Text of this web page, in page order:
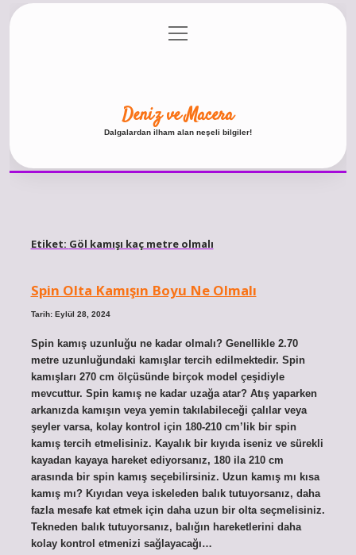
Gizlilik Politikası
menüyü
aç
Deniz ve Macera
Dalgalardan ilham alan neşeli bilgiler!
Etiket: Göl kamışı kaç metre olmalı
Spin Olta Kamışın Boyu Ne Olmalı
Tarih: Eylül 28, 2024
Spin kamış uzunluğu ne kadar olmalı? Genellikle 2.70
metre uzunluğundaki kamışlar tercih edilmektedir. Spin
kamışları 270 cm ölçüsünde birçok model çeşidiyle
mevcuttur. Spin kamış ne kadar uzağa atar? Atış yaparken
arkanızda kamışın veya yemin takılabileceği çalılar veya
şeyler varsa, kolay kontrol için 180-210 cm’lik bir spin
kamış tercih etmelisiniz. Kayalık bir kıyıda iseniz ve sürekli
kayadan kayaya hareket ediyorsanız, 180 ila 210 cm
arasında bir spin kamış seçebilirsiniz. Uzun kamış mı kısa
kamış mı? Kıyıdan veya iskeleden balık tutuyorsanız, daha
fazla mesafe kat etmek için daha uzun bir olta seçmelisiniz.
Tekneden balık tutuyorsanız, balığın hareketlerini daha
kolay kontrol etmenizi sağlayacağı…